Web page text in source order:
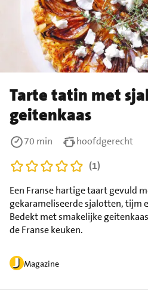
Tarte tatin met
geitenkaas
Magazine
Een Franse hartige taart gevuld
gekarameliseerde sjalotten, tijm
Bedekt met smakelijke
de Franse keuken.
70 min
hoofdgerecht
(1)